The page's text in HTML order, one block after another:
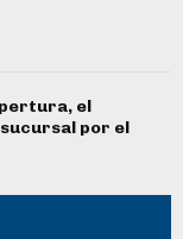
el
por el